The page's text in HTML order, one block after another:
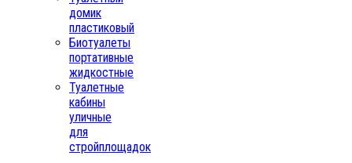
домик
пластиковый
Биотуалеты
портативные
жидкостные
Туалетные
кабины
уличные
для
стройплощадок